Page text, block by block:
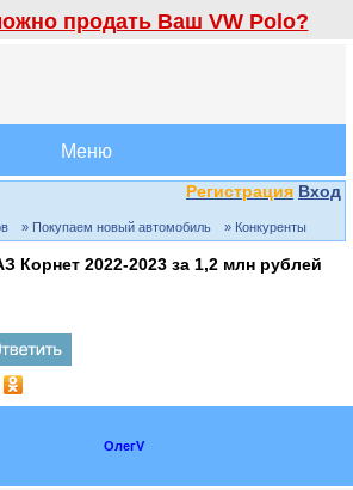
продать Ваш VW Polo?
Меню
Регистрация Вход
» Покупаем новый автомобиль » Конкуренты
Корнет 2022-2023 за 1,2 млн рублей
ОлегV